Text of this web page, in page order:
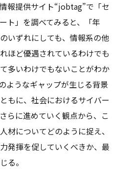
報提供サイト“jobtag”で「セ
ト」を調べてみると、「年
いずれにしても、情報系の他
ほど優遇されているわけでも
多いわけでもないことがわか
ようなギャップが生じる背景
もに、社会におけるサイバー
らに進めていく観点から、こ
材についてどのように捉え、
発揮を促していくべきか、最
る。